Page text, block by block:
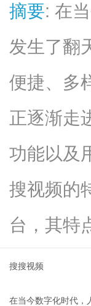
摘要: 在
发生了翻
便捷、多
正逐渐走
功能以及
搜视频的
台，其特
搜搜视频
在当今数字化时代，